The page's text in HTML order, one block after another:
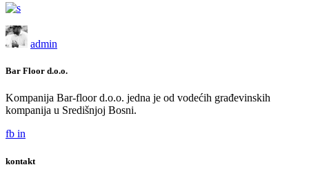
admin
Bar Floor d.o.o.
Kompanija Bar-floor d.o.o. jedna je od vodećih građevinskih
kompanija u Središnjoj Bosni.
fb in
kontakt